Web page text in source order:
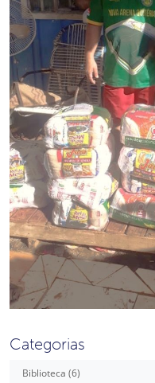
Categorias
Biblioteca (6)